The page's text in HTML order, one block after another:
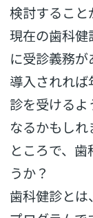
検討すること
現在の歯科
に受診義務
導入されれ
診を受けるよ
なるかもしれ
ところで、
うか？
歯科健診と